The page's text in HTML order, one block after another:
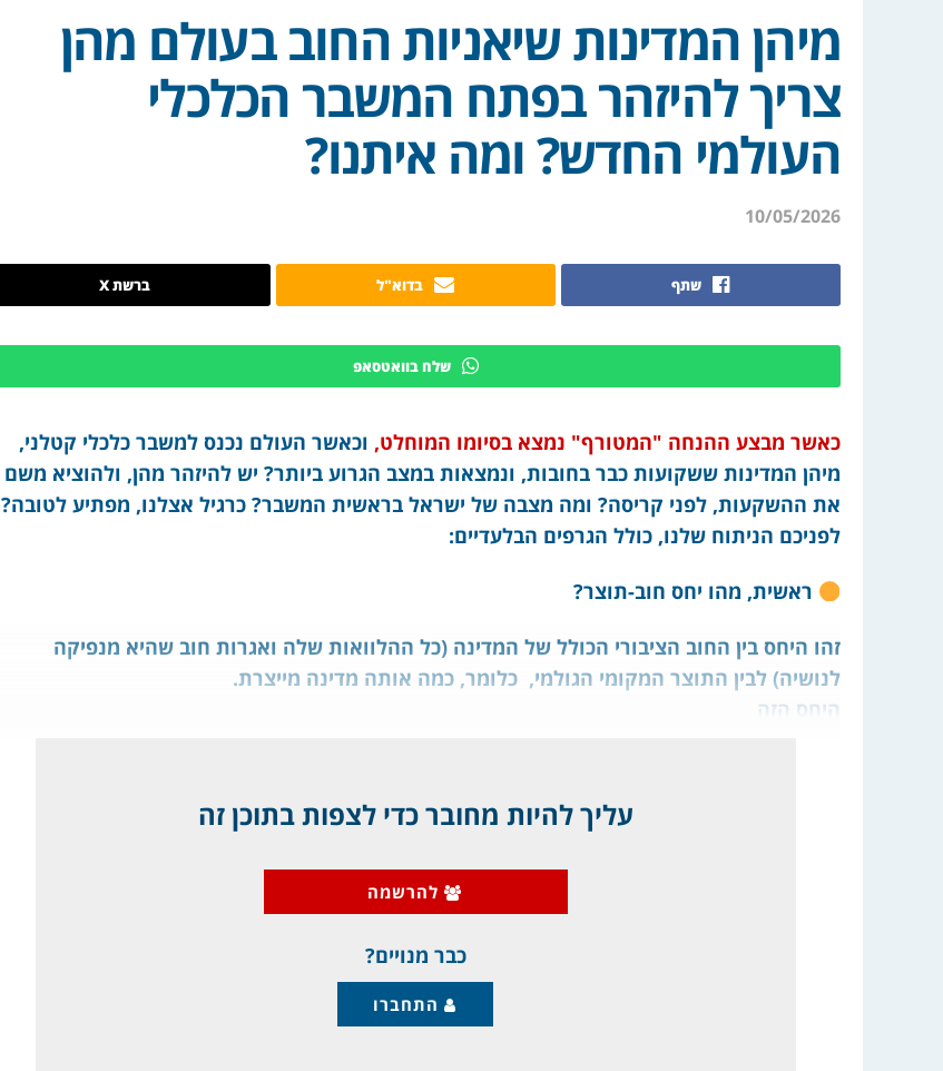
מיהן המדינות שיאניות החוב בעולם מהן
צריך להיזהר בפתח המשבר הכלכלי
העולמי החדש? ומה איתנו?
10/05/2026
שתף בדוא"ל ברשת X
שלח בוואטסאפ
כאשר מבצע ההנחה "המטורף" נמצא בסיומו המוחלט, וכאשר העולם נכנס למשבר כלכלי קטלני,
מיהן המדינות ששקועות כבר בחובות, ונמצאות במצב הגרוע ביותר? יש להיזהר מהן, ולהוציא משם
את ההשקעות, לפני קריסה? ומה מצבה של ישראל בראשית המשבר? כרגיל אצלנו, מפתיע לטובה?
לפניכם הניתוח שלנו, כולל הגרפים הבלעדיים:
ראשית, מהו יחס חוב-תוצר?
זהו היחס בין החוב הציבורי הכולל של המדינה (כל ההלוואות שלה ואגרות חוב שהיא מנפיקה
לנושיה) לבין התוצר המקומי הגולמי, כלומר, כמה אותה מדינה מייצרת.
היחס הזה
עליך להיות מחובר כדי לצפות בתוכן זה
להרשמה
כבר מנויים?
התחברו